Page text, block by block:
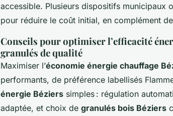
accessible. Plusieurs dispositifs municipaux
pour réduire le coût initial, en complément
Conseils pour optimiser l’efficacité
granulés de qualité
Maximiser l’économie énergie chauffage
performants, de préférence labellisés
énergie Béziers simples : régulation
adaptée, et choix de granulés bois Béziers